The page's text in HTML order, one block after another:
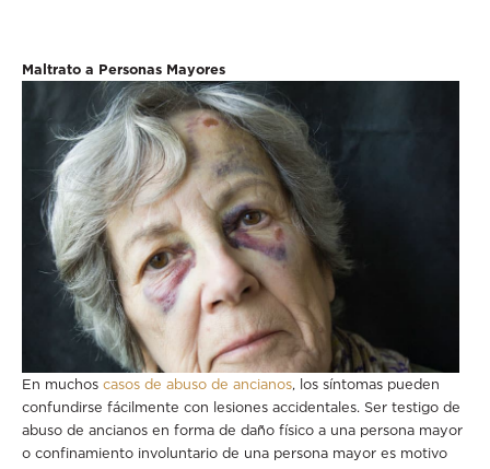
Maltrato a Personas Mayores
En muchos casos de abuso de ancianos , los síntomas pueden
confundirse fácilmente con lesiones accidentales. Ser testigo de
abuso de ancianos en forma de daño físico a una persona mayor
o confinamiento involuntario de una persona mayor es motivo